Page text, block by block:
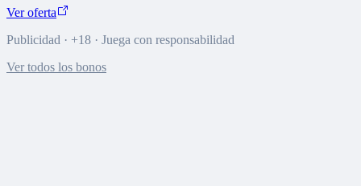
Ver oferta
Publicidad · +18 · Juega con responsabilidad
Ver todos los bonos